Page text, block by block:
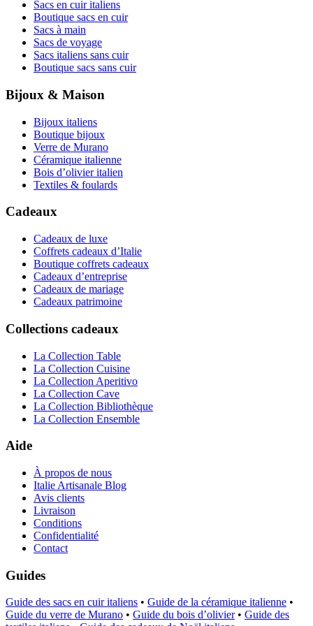
Sacs en cuir italiens
Boutique sacs en cuir
Sacs à main
Sacs de voyage
Sacs italiens sans cuir
Boutique sacs sans cuir
Bijoux & Maison
Bijoux italiens
Boutique bijoux
Verre de Murano
Céramique italienne
Bois d’olivier italien
Textiles & foulards
Cadeaux
Cadeaux de luxe
Coffrets cadeaux d’Italie
Boutique coffrets cadeaux
Cadeaux d’entreprise
Cadeaux de mariage
Cadeaux patrimoine
Collections cadeaux
La Collection Table
La Collection Cuisine
La Collection Aperitivo
La Collection Cave
La Collection Bibliothèque
La Collection Ensemble
Aide
À propos de nous
Italie Artisanale Blog
Avis clients
Livraison
Conditions
Confidentialité
Contact
Guides
Guide des sacs en cuir italiens • Guide de la céramique italienne •
Guide du verre de Murano • Guide du bois d’olivier • Guide des